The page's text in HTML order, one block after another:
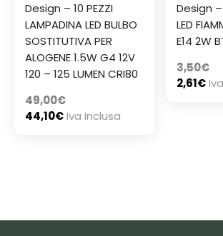
Design – 10 PEZZI
LAMPADINA LED BULBO
SOSTITUTIVA PER
ALOGENE 1.5W G4 12V
120 – 125 LUMEN CRI80
49,00€
44,10€Iva Inclusa
Design –
LED
E14 2W
3,50€
2,61€